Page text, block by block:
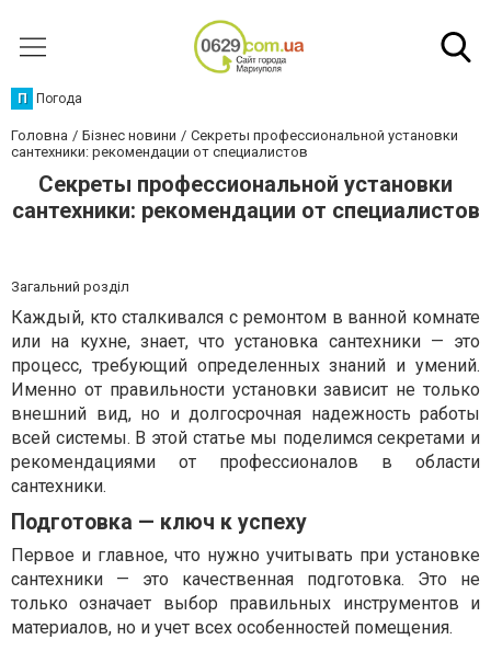
П Погода
Головна Бізнес новини
Секреты профессиональной установки
сантехники: рекомендации от специалистов
Секреты профессиональной установки
сантехники: рекомендации от специалистов
Загальний розділ
Каждый, кто сталкивался с ремонтом в ванной комнате
или на кухне, знает, что установка сантехники — это
процесс, требующий определенных знаний и умений.
Именно от правильности установки зависит не только
внешний вид, но и долгосрочная надежность работы
всей системы. В этой статье мы поделимся секретами и
рекомендациями от профессионалов в области
сантехники.
Подготовка — ключ к успеху
Первое и главное, что нужно учитывать при установке
сантехники — это качественная подготовка. Это не
только означает выбор правильных инструментов и
материалов, но и учет всех особенностей помещения.